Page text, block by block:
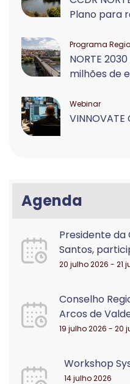
Plano para
Programa
NORTE
milhões de
Webinar
VINNOVATE
Agenda
Presidente da
Santos,
20 julho 2026 - 21
Conselho
Arcos de
19 julho 2026 - 20
Workshop
14 julho 2026